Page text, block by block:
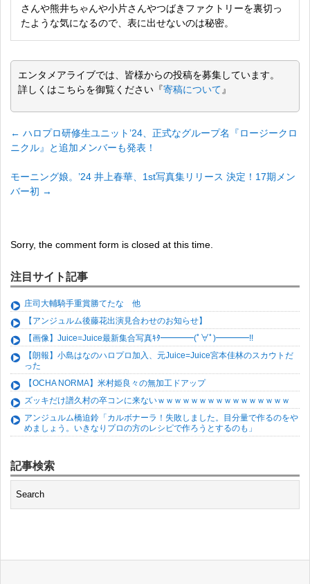
さんや熊井ちゃんや小片さんやつばきファクトリーを裏切っ
たような気になるので、表に出せないのは秘密。
エンタメアライブでは、皆様からの投稿を募集しています。
詳しくはこちらを御覧ください『寄稿について 』
← ハロプロ研修生ユニット’24、正式なグループ名『ロージークロ
ニクル』と追加メンバーも発表！
モーニング娘。’24 井上春華、1st写真集リリース 決定！17期メン
バー初 →
Sorry, the comment form is closed at this time.
注目サイト記事
庄司大輔騎手重賞勝てたな 他
【アンジュルム後藤花出演見合わせのお知らせ】
【画像】Juice=Juice最新集合写真ｷﾀ━━━━(ﾟ∀ﾟ)━━━━!!
【朗報】小島はなのハロプロ加入、元Juice=Juice宮本佳林のスカウトだ
った
【OCHA NORMA】米村姫良々の無加工ドアップ
ズッキだけ譜久村の卒コンに来ないｗｗｗｗｗｗｗｗｗｗｗｗｗｗｗｗ
アンジュルム橋迫鈴「カルボナーラ！失敗しました。目分量で作るのをや
めましょう。いきなりプロの方のレシピで作ろうとするのも」
記事検索